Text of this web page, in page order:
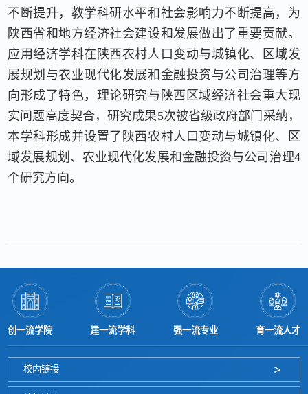
不断提升，教学科研水平和社会影响力不断提高，为
陕西省和地方经济社会建设和发展做出了重要贡献。
应用经济学科在陕西农村人口变动与城镇化、区域发
展规划与农业现代化发展和金融投资与公司治理等方
向形成了特色，理论研究与陕西区域经济社会重大现
实问题高度契合，研究成果5次被省级政府部门采纳，
本学科形成并设置了陕西农村人口变动与城镇化、区
域发展规划、农业现代化发展和金融投资与公司治理4
个研究方向。
创一流学院 建一流学科 强一流专业 育一流人才
校内链接